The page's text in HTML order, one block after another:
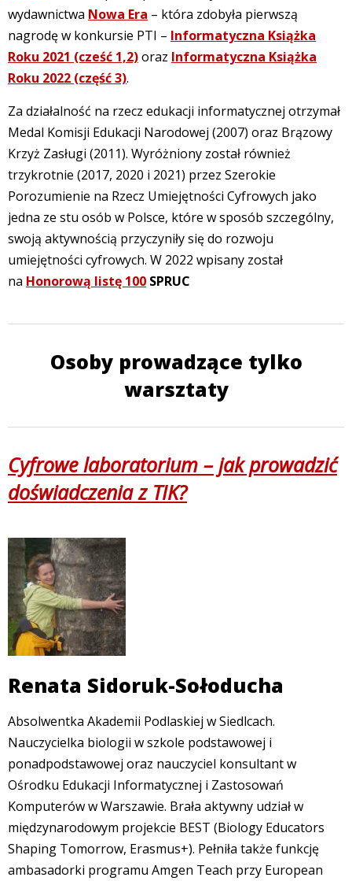
wydawnictwa Nowa Era – która zdobyła pierwszą
nagrodę w konkursie PTI – Informatyczna Książka
Roku 2021 (cześć 1,2)oraz Informatyczna Książka
Roku 2022 (część 3).
Za działalność na rzecz edukacji informatycznej otrzymał
Medal Komisji Edukacji Narodowej (2007) oraz Brązowy
Krzyż Zasługi (2011). Wyróżniony został również
trzykrotnie (2017, 2020 i 2021) przez Szerokie
Porozumienie na Rzecz Umiejętności Cyfrowych jako
jedna ze stu osób w Polsce, które w sposób szczególny,
swoją aktywnością przyczyniły się do rozwoju
umiejętności cyfrowych. W 2022 wpisany został
na Honorową listę 100 SPRUC
Osoby prowadzące tylko
warsztaty
Cyfrowe laboratorium – jak prowadzić
doświadczenia z TIK?
Renata Sidoruk-Sołoducha
Absolwentka Akademii Podlaskiej w Siedlcach.
Nauczycielka biologii w szkole podstawowej i
ponadpodstawowej oraz nauczyciel konsultant w
Ośrodku Edukacji Informatycznej i Zastosowań
Komputerów w Warszawie. Brała aktywny udział w
międzynarodowym projekcie BEST (Biology Educators
Shaping Tomorrow, Erasmus+). Pełniła także funkcję
ambasadorki programu Amgen Teach przy European